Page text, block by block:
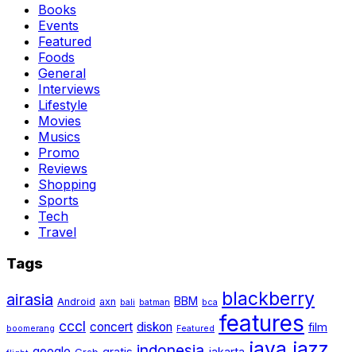
Books
Events
Featured
Foods
General
Interviews
Lifestyle
Movies
Musics
Promo
Reviews
Shopping
Sports
Tech
Travel
Tags
airasia Android axn bali batman BBM bca blackberry
boomerang cccl concert diskon Featured features film